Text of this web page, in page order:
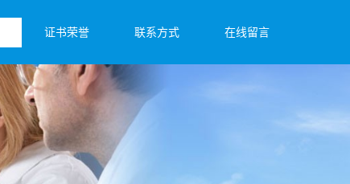
证书荣誉 联系方式 在线留言